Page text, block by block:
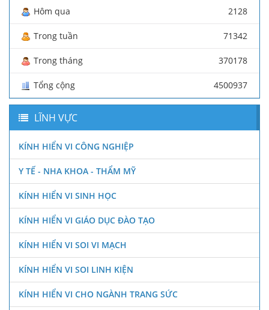
Hôm qua 2128
Trong tuần 71342
Trong tháng 370178
Tổng cộng 4500937
LĨNH VỰC
KÍNH HIỂN VI CÔNG NGHIỆP
Y TẾ - NHA KHOA - THẨM MỸ
KÍNH HIỂN VI SINH HỌC
KÍNH HIỂN VI GIÁO DỤC ĐÀO TẠO
KÍNH HIỂN VI SOI VI MẠCH
KÍNH HIỂN VI SOI LINH KIỆN
KÍNH HIỂN VI CHO NGÀNH TRANG SỨC